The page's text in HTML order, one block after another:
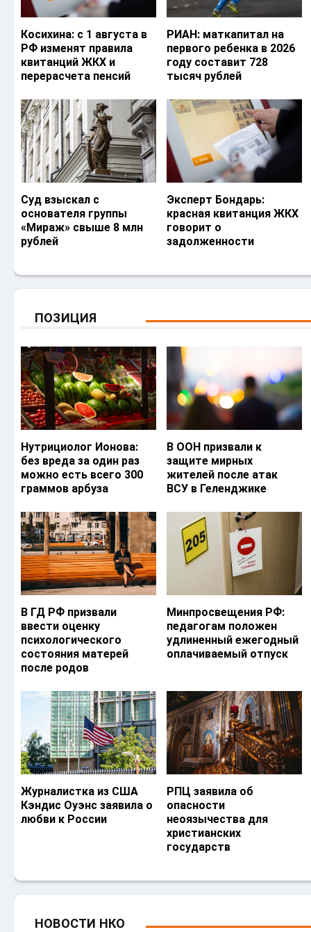
Косихина: с 1 августа в
РФ изменят правила
квитанций ЖКХ и
перерасчета пенсий
РИАН: маткапитал на
первого ребенка в 2026
году составит 728
тысяч рублей
Суд взыскал с
основателя группы
«Мираж» свыше 8 млн
рублей
Эксперт Бондарь:
красная квитанция ЖКХ
говорит о
задолженности
ПОЗИЦИЯ
Нутрициолог Ионова:
без вреда за один раз
можно есть всего 300
граммов арбуза
В ООН призвали к
защите мирных
жителей после атак
ВСУ в Геленджике
В ГД РФ призвали
ввести оценку
психологического
состояния матерей
после родов
Минпросвещения РФ:
педагогам положен
удлиненный ежегодный
оплачиваемый отпуск
Журналистка из США
Кэндис Оуэнс заявила о
любви к России
РПЦ заявила об
опасности
неоязычества для
христианских
государств
НОВОСТИ НКО